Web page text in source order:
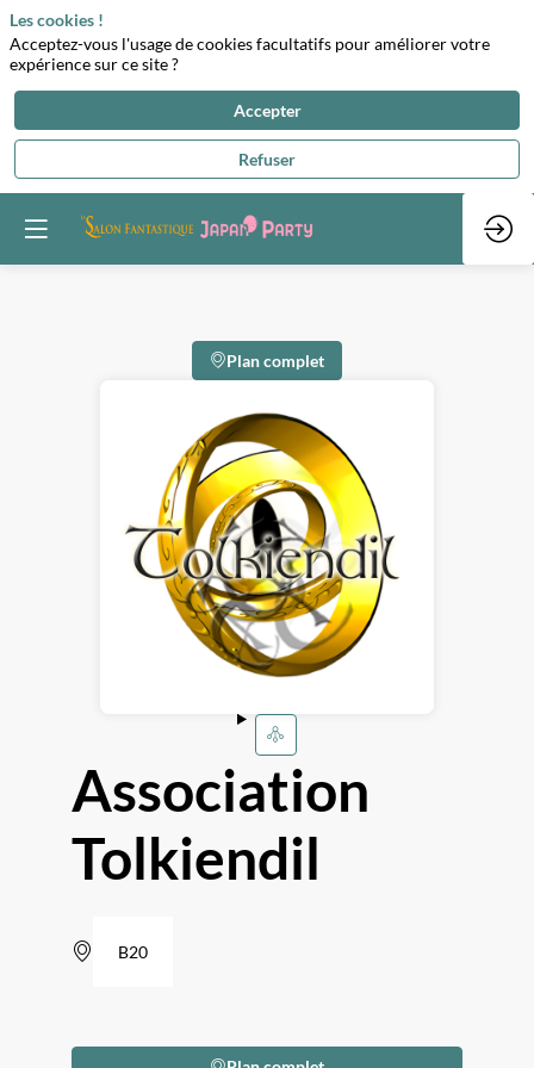
Plan complet
Association
Tolkiendil
B20
Les cookies !
Acceptez-vous l'usage de cookies facultatifs pour améliorer votre
expérience sur ce site ?
Accepter
Refuser